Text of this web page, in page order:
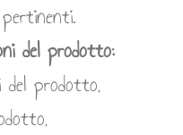
del prodotto:
del prodotto,